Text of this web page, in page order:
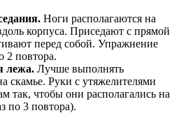
Ноги располагаются на
корпуса. Приседают с прямой
перед собой. Упражнение
2 повтора.
лежа. Лучше выполнять
скамье. Руки с утяжелителями
так, чтобы они располагались на
по 3 повтора).